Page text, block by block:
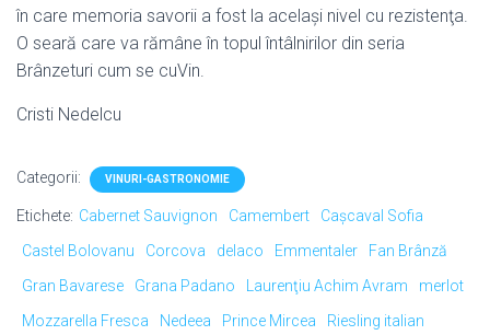
în care memoria savorii a fost la acelaşi nivel cu rezistenţa.
O seară care va rămâne în topul întâlnirilor din seria
Brânzeturi cum se cuVin.
Cristi Nedelcu
Categorii: VINURI-GASTRONOMIE
Etichete: Cabernet Sauvignon Camembert
Cașcaval Sofia
Castel Bolovanu
Corcova delaco Emmentaler
Fan Brânză
Gran Bavarese
Grana Padano Laurenţiu Achim Avram
merlot
Mozzarella Fresca
Nedeea Prince Mircea
Riesling italian